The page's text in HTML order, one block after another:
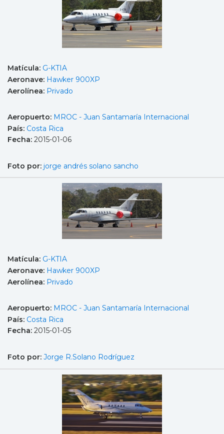
Matícula: G-KTIA
Aeronave: Hawker 900XP
Aerolínea: Privado
Aeropuerto: MROC - Juan Santamaría Internacional
País: Costa Rica
Fecha: 2015-01-06
Foto por: jorge andrés solano sancho
Matícula: G-KTIA
Aeronave: Hawker 900XP
Aerolínea: Privado
Aeropuerto: MROC - Juan Santamaría Internacional
País: Costa Rica
Fecha: 2015-01-05
Foto por: Jorge R.Solano Rodríguez